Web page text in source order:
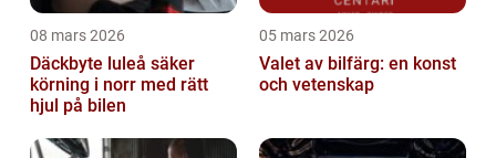
08 mars 2026
Däckbyte luleå säker
körning i norr med rätt
hjul på bilen
05 mars 2026
Valet av bilfärg: en konst
och vetenskap